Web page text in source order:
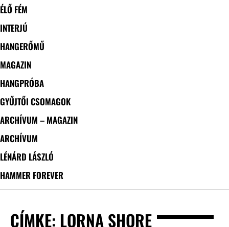
ÉLŐ FÉM
INTERJÚ
HANGERŐMŰ
MAGAZIN
HANGPRÓBA
GYŰJTŐI CSOMAGOK
ARCHÍVUM – MAGAZIN
ARCHÍVUM
LÉNÁRD LÁSZLÓ
HAMMER FOREVER
CÍMKE: LORNA SHORE